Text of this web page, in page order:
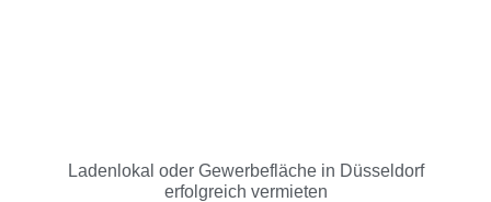
Ladenlokal oder Gewerbefläche in Düsseldorf
erfolgreich vermieten